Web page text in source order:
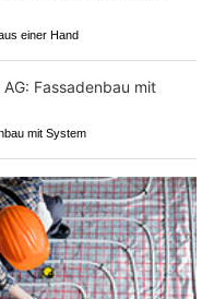
einer Hand
mit System